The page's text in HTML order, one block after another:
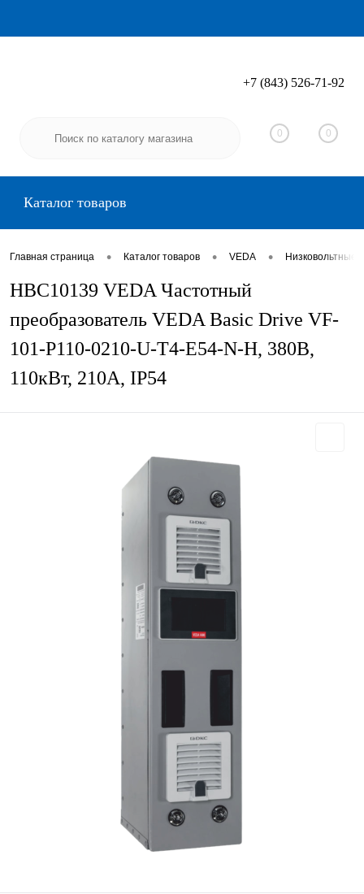
Вход Регистрация
+7 (843) 526-71-92
0 0
Каталог товаров
Главная страница • Каталог товаров • VEDA •
HBC10139 VEDA Частотный
преобразователь VEDA Basic Drive VF-
101-P110-0210-U-T4-E54-N-H, 380В,
110кВт, 210А, IP54